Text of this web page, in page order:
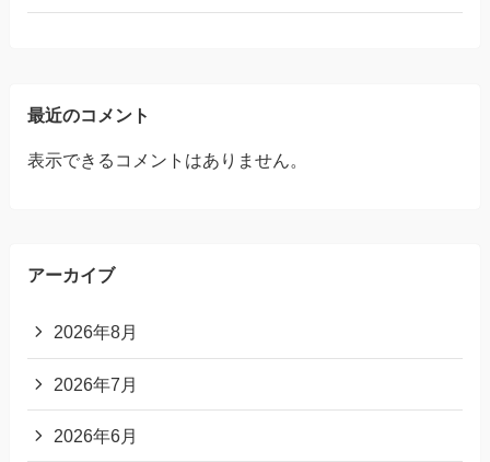
最近のコメント
表示できるコメントはありません。
アーカイブ
2026年8月
2026年7月
2026年6月